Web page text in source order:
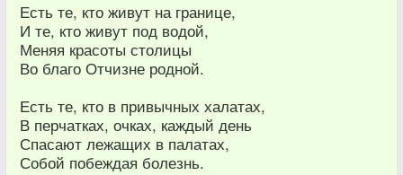
Есть те, кто живут на границе,
И те, кто живут под водой,
Меняя красоты столицы
Во благо Отчизне родной.
Есть те, кто в привычных халатах,
В перчатках, очках, каждый день
Спасают лежащих в палатах,
Собой побеждая болезнь.